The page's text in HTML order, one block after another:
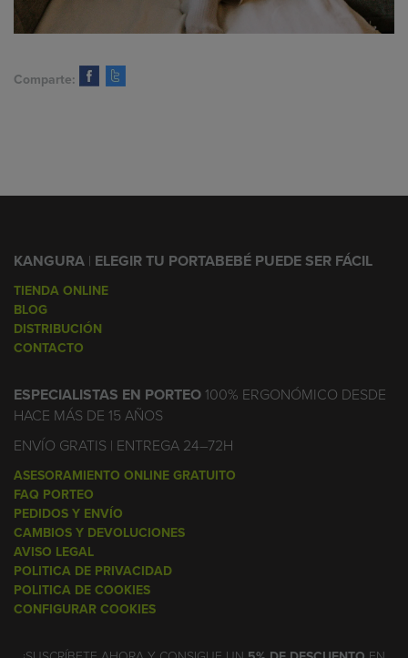
Comparte:
KANGURA | ELEGIR TU PORTABEBÉ PUEDE SER FÁCIL
TIENDA ONLINE
BLOG
DISTRIBUCIÓN
CONTACTO
ESPECIALISTAS EN PORTEO100% ERGONÓMICO DESDE
HACE MÁS DE 15 AÑOS
ENVÍO GRATIS | ENTREGA 24–72H
ASESORAMIENTO ONLINE GRATUITO
FAQ PORTEO
PEDIDOS Y ENVÍO
CAMBIOS Y DEVOLUCIONES
AVISO LEGAL
POLITICA DE PRIVACIDAD
POLITICA DE COOKIES
CONFIGURAR COOKIES